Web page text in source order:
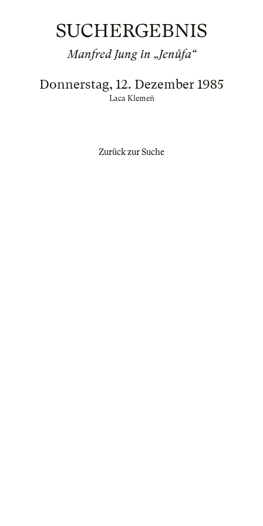
SUCHERGEBNIS
Manfred Jung in „Jenůfa“
Donnerstag, 12. Dezember 1985
Laca Klemeň
Zurück zur Suche